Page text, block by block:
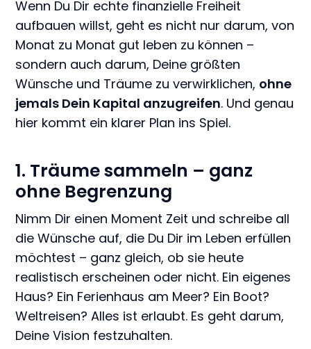
Wenn Du Dir echte finanzielle Freiheit
aufbauen willst, geht es nicht nur darum, von
Monat zu Monat gut leben zu können –
sondern auch darum, Deine größten
Wünsche und Träume zu verwirklichen, ohne
jemals Dein Kapital anzugreifen. Und genau
hier kommt ein klarer Plan ins Spiel.
1. Träume sammeln – ganz
ohne Begrenzung
Nimm Dir einen Moment Zeit und schreibe all
die Wünsche auf, die Du Dir im Leben erfüllen
möchtest – ganz gleich, ob sie heute
realistisch erscheinen oder nicht. Ein eigenes
Haus? Ein Ferienhaus am Meer? Ein Boot?
Weltreisen? Alles ist erlaubt. Es geht darum,
Deine Vision festzuhalten.